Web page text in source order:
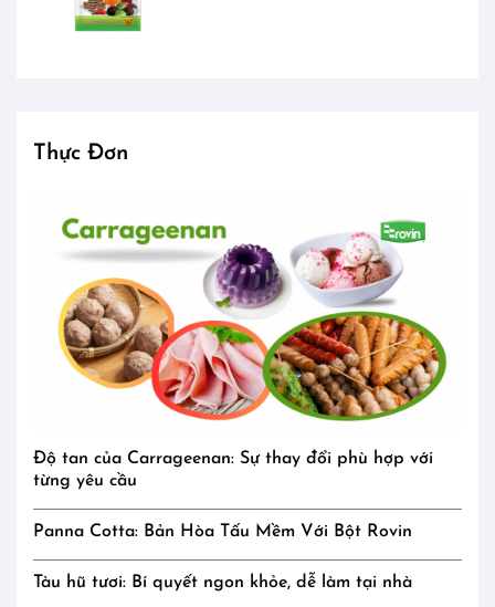
Thực Đơn
Độ tan của Carrageenan: Sự thay đổi phù hợp với
từng yêu cầu
Panna Cotta: Bản Hòa Tấu Mềm Với Bột Rovin
Tàu hũ tươi: Bí quyết ngon khỏe, dễ làm tại nhà